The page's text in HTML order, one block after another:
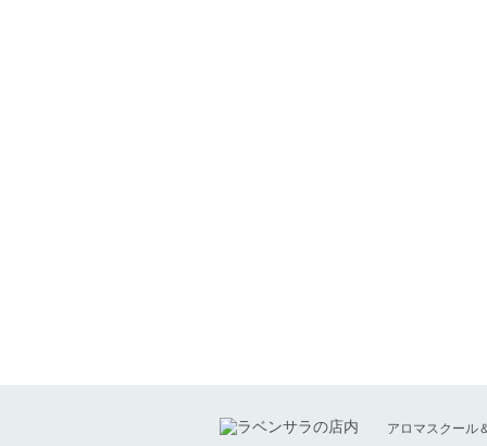
アロマスクール